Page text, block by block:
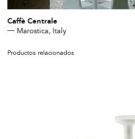
Caffè Centrale
Marostica, Italy
Productos relacionados